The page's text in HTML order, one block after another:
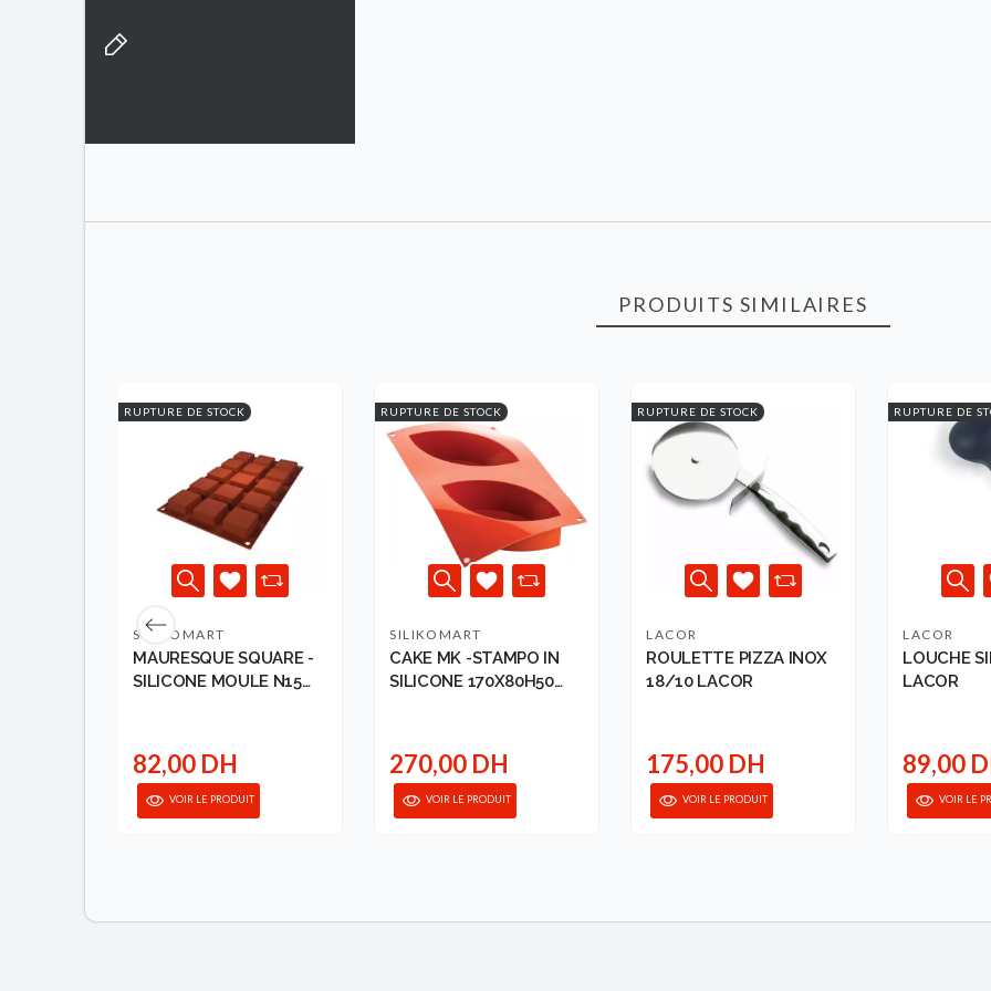
PRODUITS SIMILAIRES
RUPTURE DE STOCK
SILIKOMART
MAURESQUE SQUARE -
SILICONE MOULE N15
82,00 DH
VOIR LE PRODUIT
RUPTURE DE STOCK
SILIKOMART
CAKE MK -STAMPO IN
SILICONE 170X80H50
270,00 DH
VOIR LE PRODUIT
RUPTURE DE STOCK
LACOR
ROULETTE PIZZA INOX
18/10 LACOR
175,00 DH
VOIR LE PRODUIT
RUPTURE DE
LACOR
LOUCHE
LACOR
89,00
VOIR LE